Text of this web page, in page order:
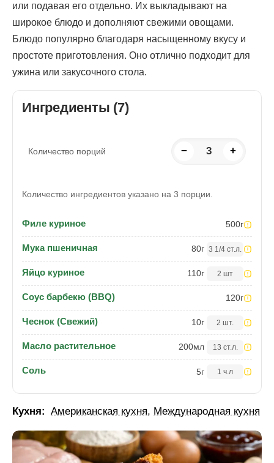
или подавая его отдельно. Их выкладывают на
широкое блюдо и дополняют свежими овощами.
Блюдо популярно благодаря насыщенному вкусу и
простоте приготовления. Оно отлично подходит для
ужина или закусочного стола.
Ингредиенты (7)
Количество порций − 3 +
Количество ингредиентов указано на 3 порции.
Филе куриное 500г
Мука пшеничная 80г 3 1/4 ст.л.
Яйцо куриное 110г 2 шт
Соус барбекю (BBQ) 120г
Чеснок (Свежий) 10г 2 шт.
Масло растительное 200мл 13 ст.л.
Соль 5г 1 ч.л
Кухня: Американская кухня, Международная кухня